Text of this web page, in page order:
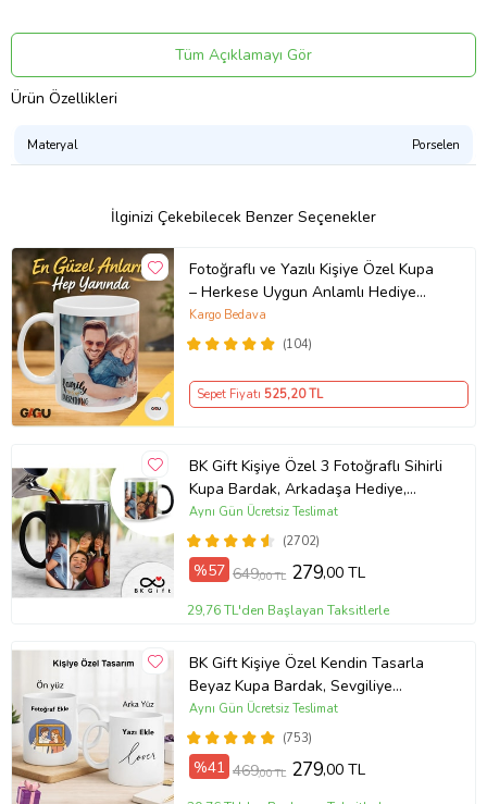
* Kupalarımız kargoda kırılmayacak şekilde, özenle
* Farklı tasarımlar için diğer ürünlerimize göz atabilirsiniz.
* Adet fiyatıdır.
Tüm Açıklamayı Gör
Ürün Özellikleri
Materyal Porselen
İlginizi Çekebilecek Benzer Seçenekler
Fotoğraflı ve Yazılı Kişiye Özel Kupa
– Herkese Uygun Anlamlı Hediye
Porselen Baskılı Kupa (Beyaz)
(104)
Kargo Bedava
Sepet Fiyatı 525,20 TL
BK Gift Kişiye Özel 3 Fotoğraflı Sihirli
Kupa Bardak, Arkadaşa Hediye,
Sevgiliye Hediye
(2702)
Aynı Gün Ücretsiz Teslimat
%57 649,00 TL 279,00 TL
29,76 TL'den Başlayan Taksitlerle
BK Gift Kişiye Özel Kendin Tasarla
Beyaz Kupa Bardak, Sevgiliye
Hediye, Arkadaşa Hediye, Doğum
Günü Hediyesi(753)
Aynı Gün Ücretsiz Teslimat
%41 469,00 TL 279,00 TL